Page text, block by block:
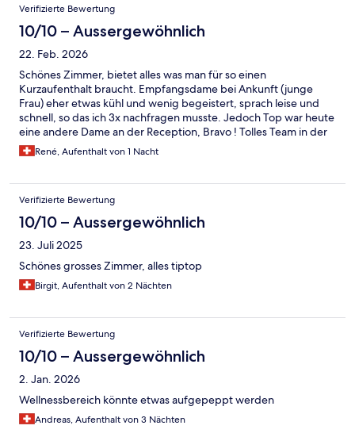
Verifizierte Bewertung
10/10 – Aussergewöhnlich
22. Feb. 2026
Schönes Zimmer, bietet alles was man für so einen
Kurzaufenthalt braucht. Empfangsdame bei Ankunft (junge
Frau) eher etwas kühl und wenig begeistert, sprach leise und
schnell, so das ich 3x nachfragen musste. Jedoch Top war heute
eine andere Dame an der Reception, Bravo ! Tolles Team in der
Bar und Restaurant.
René, Aufenthalt von 1 Nacht
Verifizierte Bewertung
10/10 – Aussergewöhnlich
23. Juli 2025
Schönes grosses Zimmer, alles tiptop
Birgit, Aufenthalt von 2 Nächten
Verifizierte Bewertung
10/10 – Aussergewöhnlich
2. Jan. 2026
Wellnessbereich könnte etwas aufgepeppt werden
Andreas, Aufenthalt von 3 Nächten